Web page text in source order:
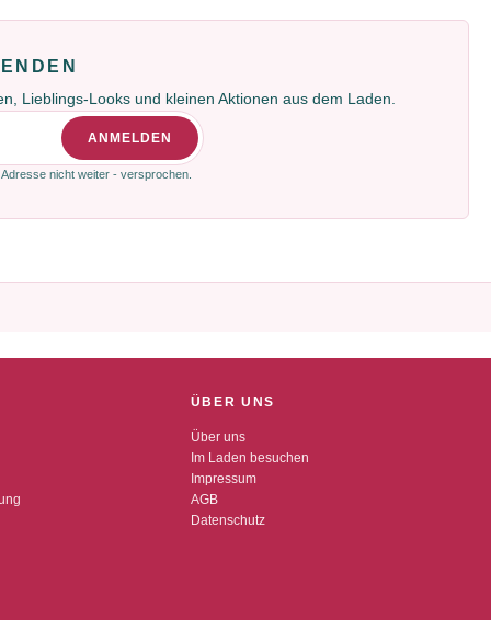
Lieblings-Looks und kleinen Aktionen aus dem Laden.
ANMELDEN
nicht weiter - versprochen.
ÜBER UNS
Über uns
Im Laden besuchen
Impressum
AGB
Datenschutz